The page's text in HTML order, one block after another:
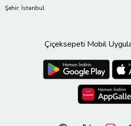
Şehir: İstanbul
Çiçeksepeti Mobil